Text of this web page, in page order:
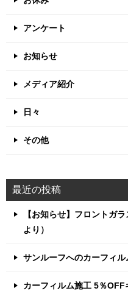
アンケート
お知らせ
メディア紹介
日々
その他
最近の投稿
【お知らせ】フロントガ
より）
サンルーフへのカーフィ
カーフィルム施工 5％